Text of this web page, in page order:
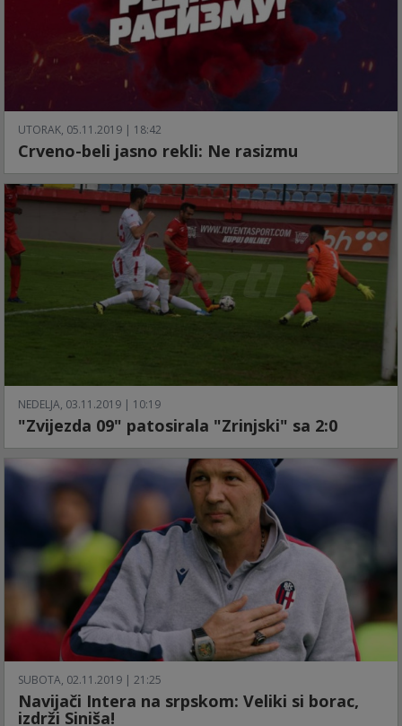
UTORAK, 05.11.2019 | 18:42
Crveno-beli jasno rekli: Ne rasizmu
NEDELJA, 03.11.2019 | 10:19
"Zvijezda 09" patosirala "Zrinjski" sa 2:0
SUBOTA, 02.11.2019 | 21:25
Navijači Intera na srpskom: Veliki si borac,
izdrži Siniša!